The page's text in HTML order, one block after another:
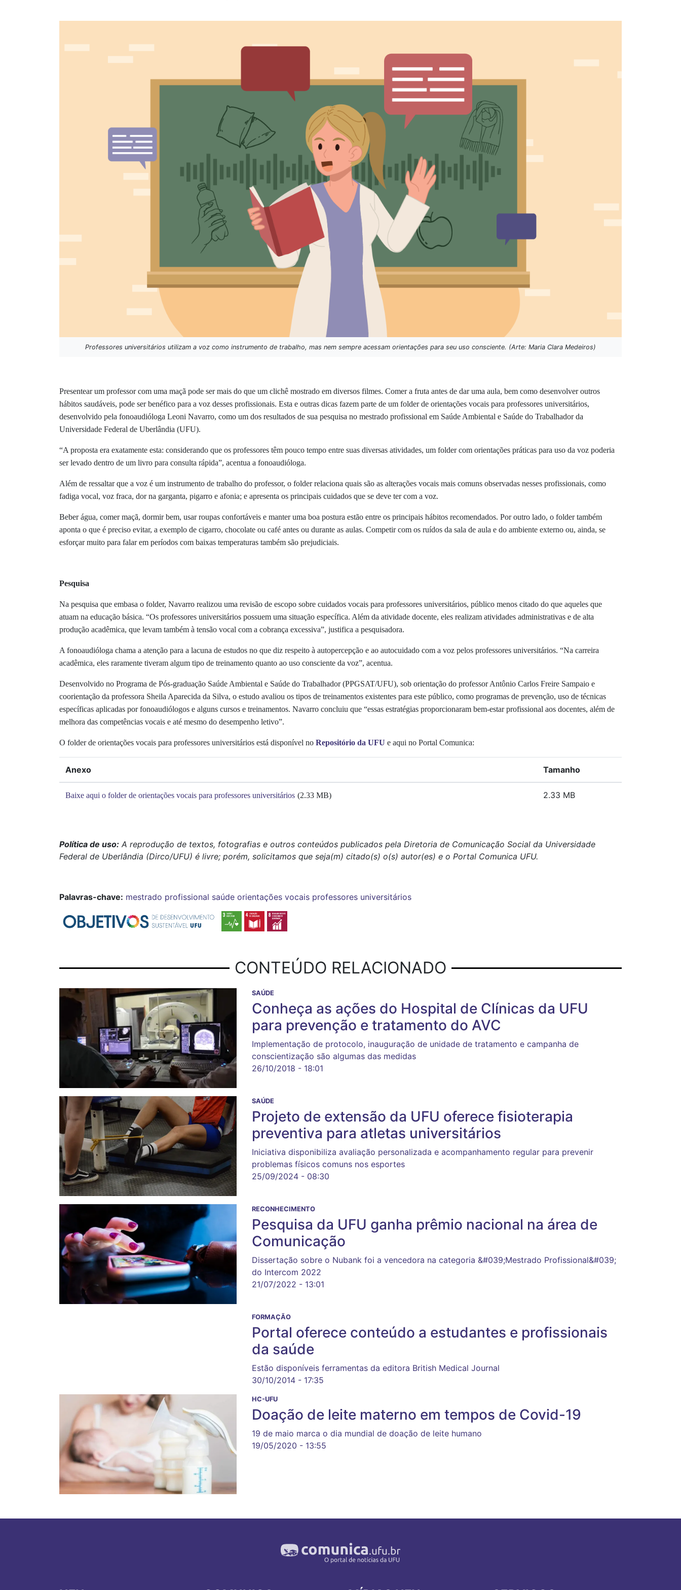
Professores universitários utilizam a voz como instrumento de trabalho, mas nem sempre acessam orientações para seu uso consciente. (Arte: Maria Clara Medeiros)
Presentear um professor com uma maçã pode ser mais do que um clichê mostrado em diversos filmes. Comer a fruta antes de dar uma aula, bem como desenvolver outros
hábitos saudáveis, pode ser benéfico para a voz desses profissionais. Esta e outras dicas fazem parte de um folder de orientações vocais para professores universitários,
desenvolvido pela fonoaudióloga Leoni Navarro, como um dos resultados de sua pesquisa no mestrado profissional em Saúde Ambiental e Saúde do Trabalhador da
Universidade Federal de Uberlândia (UFU).
“A proposta era exatamente esta: considerando que os professores têm pouco tempo entre suas diversas atividades, um folder com orientações práticas para uso da voz poderia
ser levado dentro de um livro para consulta rápida”, acentua a fonoaudióloga.
Além de ressaltar que a voz é um instrumento de trabalho do professor, o folder relaciona quais são as alterações vocais mais comuns observadas nesses profissionais, como
fadiga vocal, voz fraca, dor na garganta, pigarro e afonia; e apresenta os principais cuidados que se deve ter com a voz.
Beber água, comer maçã, dormir bem, usar roupas confortáveis e manter uma boa postura estão entre os principais hábitos recomendados. Por outro lado, o folder também
aponta o que é preciso evitar, a exemplo de cigarro, chocolate ou café antes ou durante as aulas. Competir com os ruídos da sala de aula e do ambiente externo ou, ainda, se
esforçar muito para falar em períodos com baixas temperaturas também são prejudiciais.
Pesquisa
Na pesquisa que embasa o folder, Navarro realizou uma revisão de escopo sobre cuidados vocais para professores universitários, público menos citado do que aqueles que
atuam na educação básica. “Os professores universitários possuem uma situação específica. Além da atividade docente, eles realizam atividades administrativas e de alta
produção acadêmica, que levam também à tensão vocal com a cobrança excessiva”, justifica a pesquisadora.
A fonoaudióloga chama a atenção para a lacuna de estudos no que diz respeito à autopercepção e ao autocuidado com a voz pelos professores universitários. “Na carreira
acadêmica, eles raramente tiveram algum tipo de treinamento quanto ao uso consciente da voz”, acentua.
Desenvolvido no Programa de Pós-graduação Saúde Ambiental e Saúde do Trabalhador (PPGSAT/UFU), sob orientação do professor Antônio Carlos Freire Sampaio e
coorientação da professora Sheila Aparecida da Silva, o estudo avaliou os tipos de treinamentos existentes para este público, como programas de prevenção, uso de técnicas
específicas aplicadas por fonoaudiólogos e alguns cursos e treinamentos. Navarro concluiu que “essas estratégias proporcionaram bem-estar profissional aos docentes, além de
melhora das competências vocais e até mesmo do desempenho letivo”.
O folder de orientações vocais para professores universitários está disponível no Repositório da UFU e aqui no Portal Comunica:
Anexo Tamanho
Baixe aqui o folder de orientações vocais para professores universitários (2.33 MB) 2.33 MB
Política de uso: A reprodução de textos, fotografias e outros conteúdos publicados pela Diretoria de Comunicação Social da Universidade
Federal de Uberlândia (Dirco/UFU) é livre; porém, solicitamos que seja(m) citado(s) o(s) autor(es) e o Portal Comunica UFU.
Palavras-chave: mestrado profissional saúde orientações vocais professores universitários
CONTEÚDO RELACIONADO
SAÚDE
Conheça as ações do Hospital de Clínicas da UFU
para prevenção e tratamento do AVC
Implementação de protocolo, inauguração de unidade de tratamento e campanha de
conscientização são algumas das medidas
26/10/2018 - 18:01
SAÚDE
Projeto de extensão da UFU oferece fisioterapia
preventiva para atletas universitários
Iniciativa disponibiliza avaliação personalizada e acompanhamento regular para prevenir
problemas físicos comuns nos esportes
25/09/2024 - 08:30
RECONHECIMENTO
Pesquisa da UFU ganha prêmio nacional na área de
Comunicação
Dissertação sobre o Nubank foi a vencedora na categoria &#039;Mestrado Profissional&#039;
do Intercom 2022
21/07/2022 - 13:01
FORMAÇÃO
Portal oferece conteúdo a estudantes e profissionais
da saúde
Estão disponíveis ferramentas da editora British Medical Journal
30/10/2014 - 17:35
HC-UFU
Doação de leite materno em tempos de Covid-19
19 de maio marca o dia mundial de doação de leite humano
19/05/2020 - 13:55